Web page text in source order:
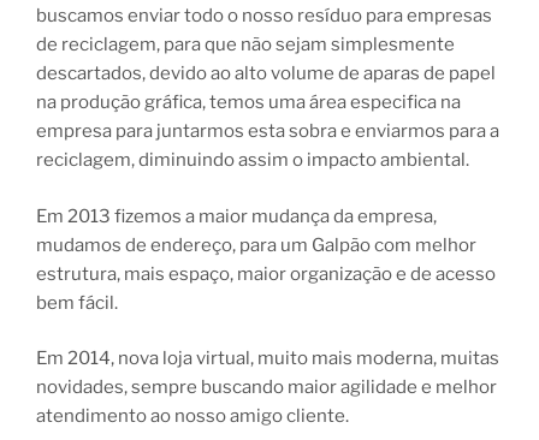
buscamos enviar todo o nosso resíduo para empresas
de reciclagem, para que não sejam simplesmente
descartados, devido ao alto volume de aparas de papel
na produção gráfica, temos uma área especifica na
empresa para juntarmos esta sobra e enviarmos para a
reciclagem, diminuindo assim o impacto ambiental.
Em 2013 fizemos a maior mudança da empresa,
mudamos de endereço, para um Galpão com melhor
estrutura, mais espaço, maior organização e de acesso
bem fácil.
Em 2014, nova loja virtual, muito mais moderna, muitas
novidades, sempre buscando maior agilidade e melhor
atendimento ao nosso amigo cliente.